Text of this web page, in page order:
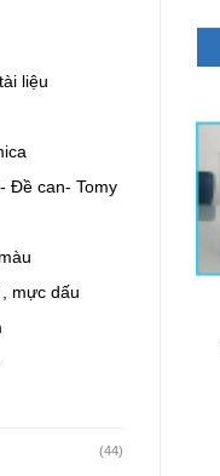
liệu
Đề can- Tomy
mực dấu
(44)